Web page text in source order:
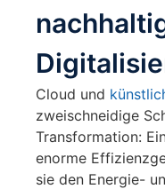
Cloud und
zweischneidige
Transformation:
enorme
sie den Energie-